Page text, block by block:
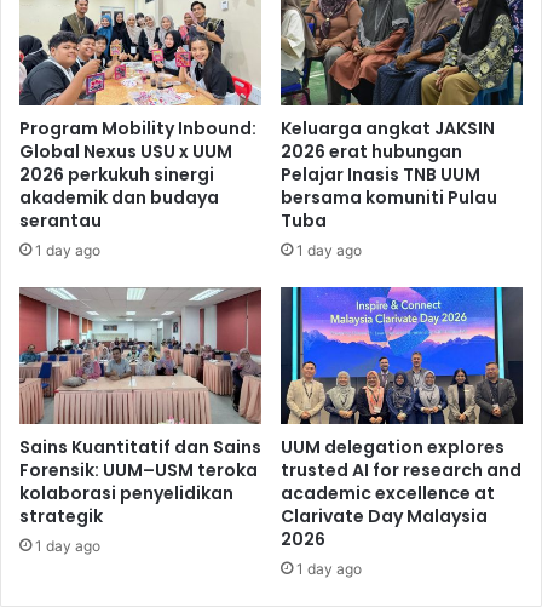
Program Mobility Inbound:
Global Nexus USU x UUM
2026 perkukuh sinergi
akademik dan budaya
serantau
1 day ago
Keluarga angkat JAKSIN
2026 erat hubungan
Pelajar Inasis TNB UUM
bersama komuniti Pulau
Tuba
1 day ago
Sains Kuantitatif dan Sains
Forensik: UUM–USM teroka
kolaborasi penyelidikan
strategik
1 day ago
UUM delegation explores
trusted AI for research and
academic excellence at
Clarivate Day Malaysia
2026
1 day ago